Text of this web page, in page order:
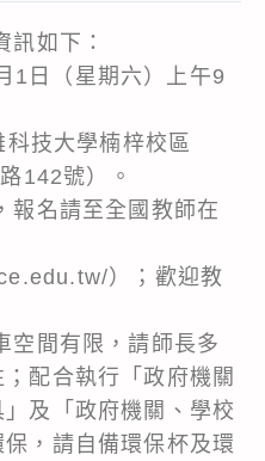
訊如下：
1日（星期六）上午9
技大學楠梓校區
142號）。
報名請至全國教師在
）；歡迎教
空間有限，請師長多
配合執行「政府機關
及「政府機關、學校
，請自備環保杯及環